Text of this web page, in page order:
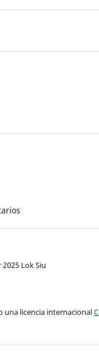
Lok Siu
una licencia internacional